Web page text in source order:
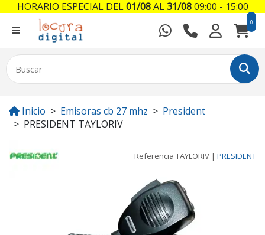
0
Inicio Emisoras cb 27 mhz
President
PRESIDENT TAYLORIV
Referencia TAYLORIV | PRESIDENT
HORARIO ESPECIAL DEL01/08AL31/0809:00 - 15:00